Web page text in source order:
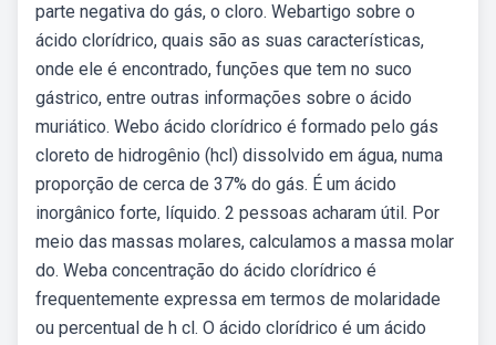
parte negativa do gás, o cloro. Webartigo sobre o
ácido clorídrico, quais são as suas características,
onde ele é encontrado, funções que tem no suco
gástrico, entre outras informações sobre o ácido
muriático. Webo ácido clorídrico é formado pelo gás
cloreto de hidrogênio (hcl) dissolvido em água, numa
proporção de cerca de 37% do gás. É um ácido
inorgânico forte, líquido. 2 pessoas acharam útil. Por
meio das massas molares, calculamos a massa molar
do. Weba concentração do ácido clorídrico é
frequentemente expressa em termos de molaridade
ou percentual de h cl. O ácido clorídrico é um ácido